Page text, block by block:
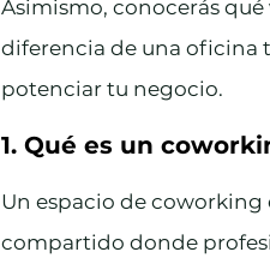
Asimismo, conocerás
diferencia de una oficina
potenciar tu negocio.
1. Qué es un
Un espacio de coworking
compartido donde